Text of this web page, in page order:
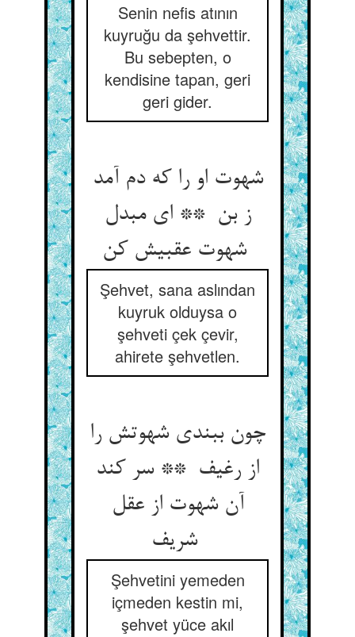
Senin nefis atının
kuyruğu da şehvettir.
Bu sebepten, o
kendisine tapan, geri
geri gider.
شهوت او را که دم آمد
ز بن ** ای مبدل
شهوت عقبیش کن
Şehvet, sana aslından
kuyruk olduysa o
şehveti çek çevir,
ahirete şehvetlen.
چون ببندی شهوتش را
از رغیف ** سر کند
آن شهوت از عقل
شریف
Şehvetini yemeden
içmeden kestin mi,
şehvet yüce akıl